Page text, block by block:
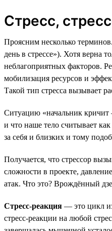
Стресс,
Проясним несколько
день в стрессе»). Хотя верна
неблагоприятных факторов.
мобилизация ресурсов и
Такой тип стресса вызывает
Ситуацию «начальник
и что наше тело считывает
за себя и близких и тому
Получается, что стрессор
сложности в проекте,
атак. Что это? Врождённый
Стресс-реакция — это цикл
стресс-реакции на любой